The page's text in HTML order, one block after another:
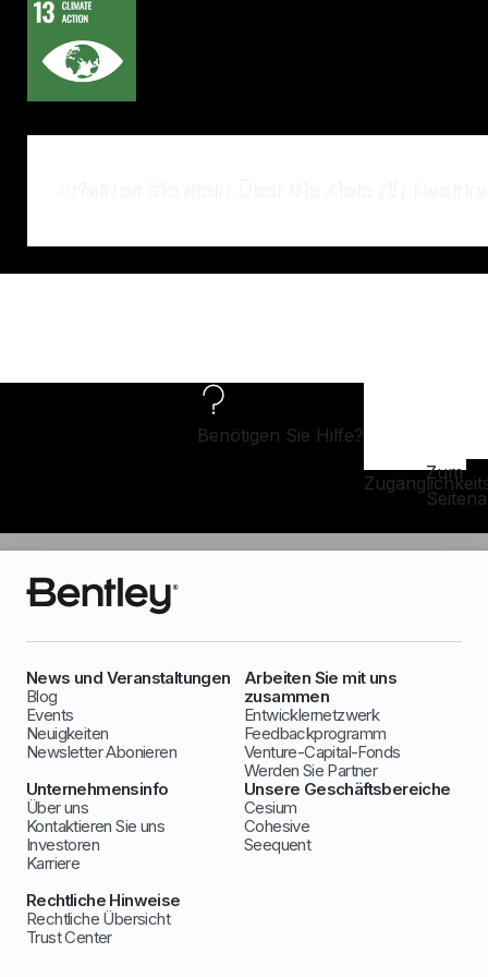
Benötigen Sie Hilfe?
Zum
News und Veranstaltungen
Blog
Events
Neuigkeiten
Newsletter Abonieren
Arbeiten Sie mit uns
zusammen
Entwicklernetzwerk
Feedbackprogramm
Venture-Capital-Fonds
Werden Sie Partner
Unternehmensinfo
Über uns
Kontaktieren Sie uns
Investoren
Karriere
Unsere Geschäftsbereiche
Cesium
Cohesive
Seequent
Rechtliche Hinweise
Rechtliche Übersicht
Trust Center